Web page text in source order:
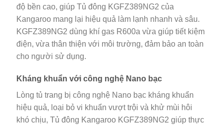
độ bền cao, giúp Tủ đông KGFZ389NG2 của
Kangaroo mang lại hiệu quả làm lạnh nhanh và sâu.
KGFZ389NG2 dùng khí gas R600a vừa giúp tiết kiệm
điện, vừa thân thiện với môi trường, đảm bảo an toàn
cho người sử dụng.
Kháng khuẩn với công nghệ Nano bạc
Lòng tủ trang bị công nghệ Nano bạc kháng khuẩn
hiệu quả, loại bỏ vi khuẩn vượt trội và khử mùi hôi
khó chịu, Tủ đông Kangaroo KGFZ389NG2 giúp thực